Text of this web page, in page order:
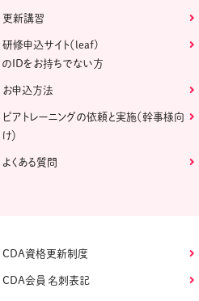
更新講習
研修申込サイト（leaf)
のIDをお持ちでない方
お申込方法
ピアトレーニングの依頼と実施（幹事様向
け）
よくある質問
CDA資格更新制度
CDA会員 名刺表記